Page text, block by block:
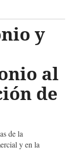
y
al
de
de la
y en la